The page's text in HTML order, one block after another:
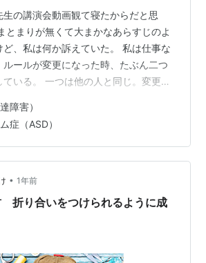
の講演会動画観て寝たからだと思
とまりが無くて大まかなあらすじのよ
ど、私は何か訴えていた。 私は仕事な
ルールが変更になった時、たぶん二つ
いる。 一つは他の人と同じ。変更に
は前者のやり方で変えられなかった
禁止して、新しいやり方を強要す
なやり方だろう。ストレスもそれほど
るのは仕方のないことだ。前のやり方
れば、元に戻せばいい。 問題は後者
た後、元に戻すことが出来ない…
障害）
症（ASD）
• 1年前
折り合いをつけられるように成